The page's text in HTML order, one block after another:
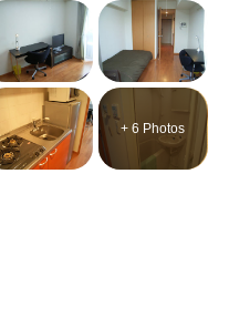
+ 6 Photos